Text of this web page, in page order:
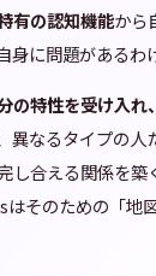
有の認知機能から
身に問題があるわ
の特性を受け入
異なるタイプの人
し合える関係を築
そのための「地